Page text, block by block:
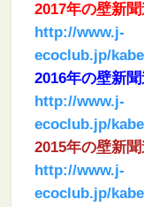
2017年の壁新
http://www.j-
ecoclub.jp/
2016年の壁新
http://www.j-
ecoclub.jp/
2015年の壁新
http://www.j-
ecoclub.jp/